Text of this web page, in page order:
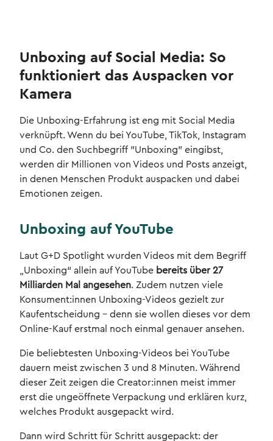
Unboxing auf Social Media: So
funktioniert das Auspacken vor
Kamera
Die Unboxing-Erfahrung ist eng mit Social Media
verknüpft. Wenn du bei YouTube, TikTok, Instagram
und Co. den Suchbegriff "Unboxing" eingibst,
werden dir Millionen von Videos und Posts anzeigt,
in denen Menschen Produkt auspacken und dabei
Emotionen zeigen.
Unboxing auf YouTube
Laut G+D Spotlight wurden Videos mit dem Begriff
„Unboxing“ allein auf YouTube bereits über 27
Milliarden Mal angesehen. Zudem nutzen viele
Konsument:innen Unboxing-Videos gezielt zur
Kaufentscheidung - denn sie wollen dieses vor dem
Online-Kauf erstmal noch einmal genauer ansehen.
Die beliebtesten Unboxing-Videos bei YouTube
dauern meist zwischen 3 und 8 Minuten. Während
dieser Zeit zeigen die Creator:innen meist immer
erst die ungeöffnete Verpackung und erklären kurz,
welches Produkt ausgepackt wird.
Dann wird Schritt für Schritt ausgepackt: der